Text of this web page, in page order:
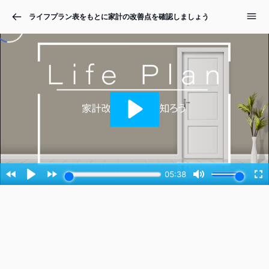
ライフプラン表をもとに家計の改善点を確認しましょう